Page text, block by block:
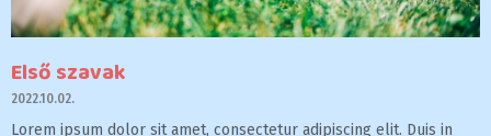
Első szavak
2022.10.02.
Lorem ipsum dolor sit amet, consectetur adipiscing elit. Duis in